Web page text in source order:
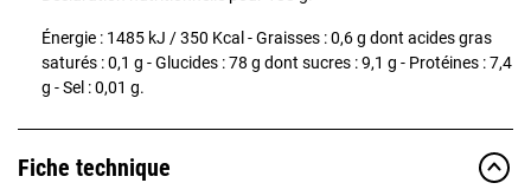
Énergie : 1485 kJ / 350 Kcal - Graisses : 0,6 g dont acides gras
saturés : 0,1 g - Glucides : 78 g dont sucres : 9,1 g - Protéines : 7,4
g - Sel : 0,01 g.
Fiche technique